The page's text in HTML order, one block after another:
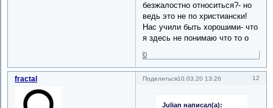
безжалостно относиться?- но
ведь это не по христиански!
Нас учили быть хорошими- что
я здесь не понимаю что то о
0
Поделиться 12
10.03.20 13:26
fractal
Julian написал(а):